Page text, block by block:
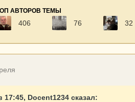
АВТОРОВ ТЕМЫ
406 76 32
17:45, Docent1234 сказал: